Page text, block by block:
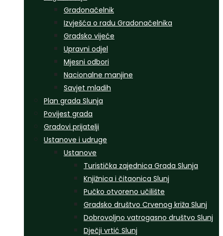
Gradonačelnik
Izvješća o radu Gradonačelnika
Gradsko vijeće
Upravni odjel
Mjesni odbori
Nacionalne manjine
Savjet mladih
Plan grada Slunja
Povijest grada
Gradovi prijatelji
Ustanove i udruge
Ustanove
Turistička zajednica Grada Slunja
Knjižnica i čitaonica Slunj
Pučko otvoreno učilište
Gradsko društvo Crvenog križa Slunj
Dobrovoljno vatrogasno društvo Slunj
Dječji vrtić Slunj